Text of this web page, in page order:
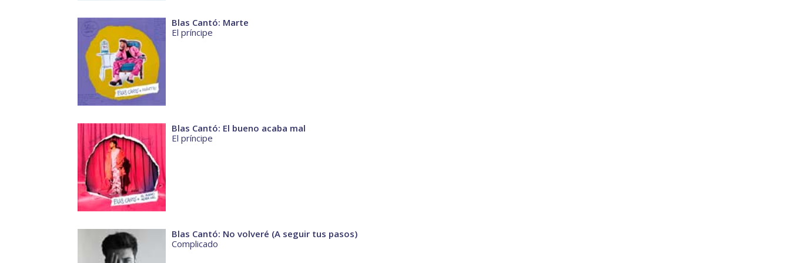
Blas Cantó: Marte
El príncipe
Blas Cantó: El bueno acaba mal
El príncipe
Blas Cantó: No volveré (A seguir tus pasos)
Complicado